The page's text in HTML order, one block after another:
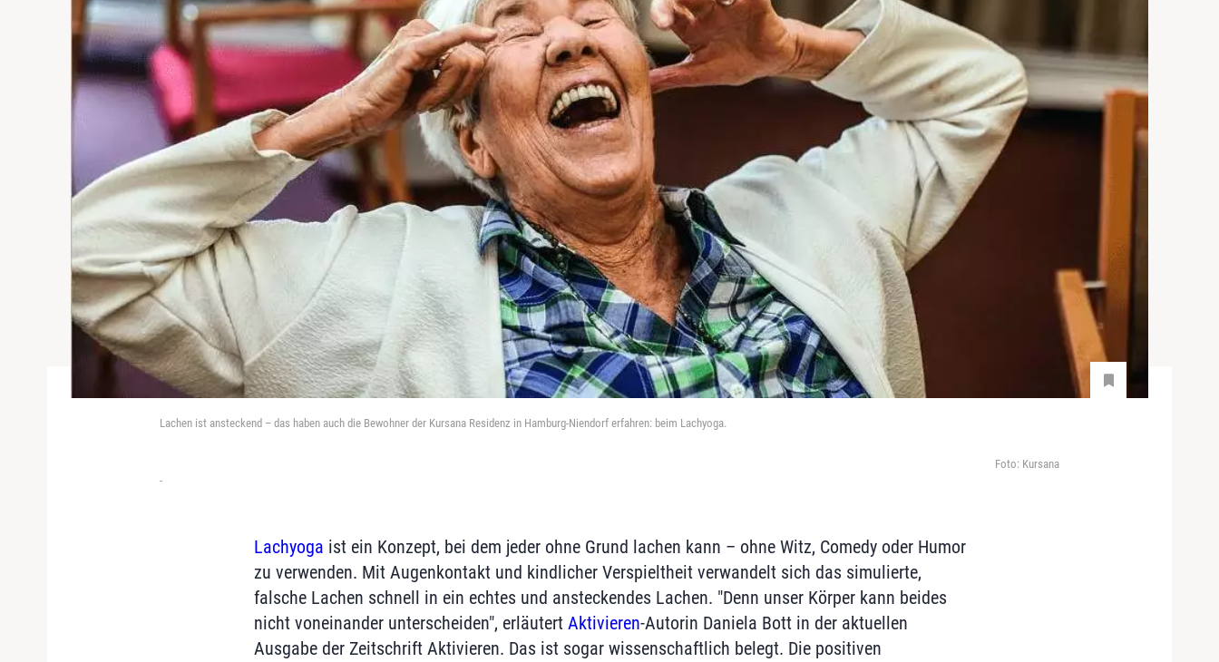
Lachen ist ansteckend – das haben auch die Bewohner der Kursana Residenz in Hamburg-Niendorf erfahren: beim Lachyoga.
Foto: Kursana
-
Lachyoga ist ein Konzept, bei dem jeder ohne Grund lachen kann – ohne Witz, Comedy oder Humor
zu verwenden. Mit Augenkontakt und kindlicher Verspieltheit verwandelt sich das simulierte,
falsche Lachen schnell in ein echtes und ansteckendes Lachen. "Denn unser Körper kann beides
nicht voneinander unterscheiden", erläutert Aktivieren-Autorin Daniela Bott in der aktuellen
Ausgabe der Zeitschrift Aktivieren. Das ist sogar wissenschaftlich belegt. Die positiven